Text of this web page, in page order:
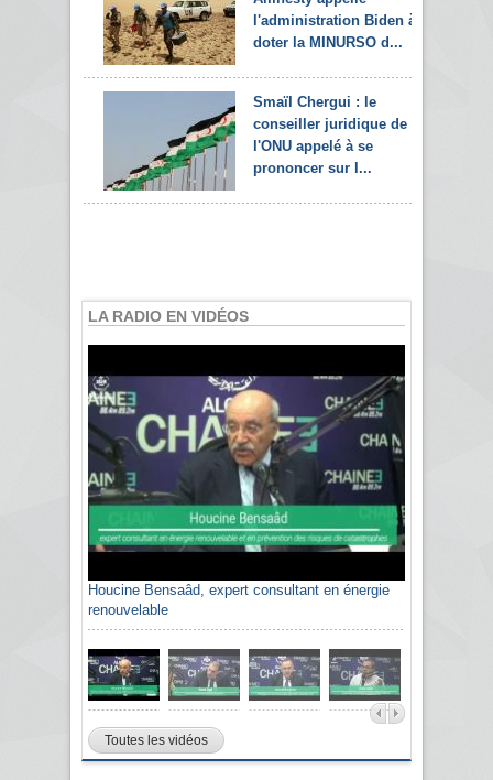
l'administration Biden à
doter la MINURSO d...
Smaïl Chergui : le
conseiller juridique de
l'ONU appelé à se
prononcer sur l...
LA RADIO EN VIDÉOS
Houcine Bensaâd, expert consultant en énergie
renouvelable
Toutes les vidéos